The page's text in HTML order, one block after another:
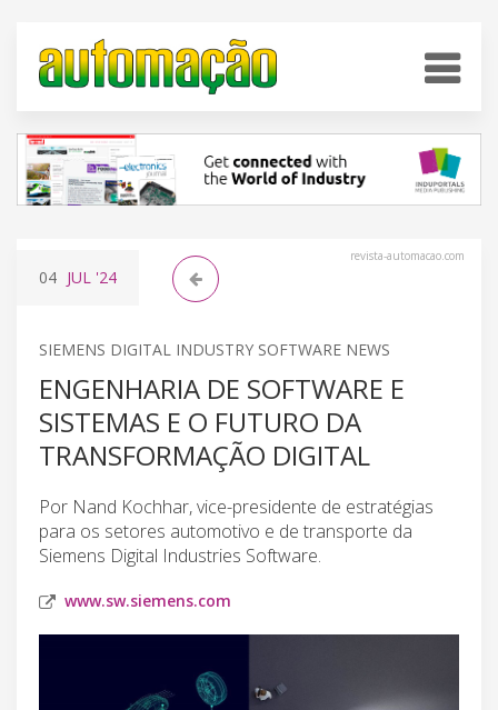
revista-automacao.com
04 JUL '24
SIEMENS DIGITAL INDUSTRY SOFTWARE NEWS
ENGENHARIA DE SOFTWARE E
SISTEMAS E O FUTURO DA
TRANSFORMAÇÃO DIGITAL
Por Nand Kochhar, vice-presidente de estratégias
para os setores automotivo e de transporte da
Siemens Digital Industries Software.
www.sw.siemens.com